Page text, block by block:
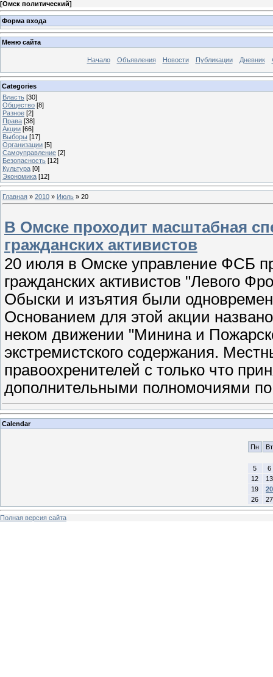
[Омск политический]
Форма входа
Меню сайта
Начало Объявления Новости Публикации Дневник
Categories
Власть [30]
Общество [8]
Разное [2]
Права [38]
Акции [66]
Выборы [17]
Организации [5]
Самоуправление [2]
Безопасность [12]
Культура [0]
Экономика [12]
Главная » 2010 » Июль » 20
В Омске проходит масштабная
гражданских активистов
20 июля в Омске управление ФСБ
гражданских активистов "Левого
Обыски и изъятия были
Основанием для этой акции
неком движении "Минина и
экстремистского содержания.
правоохренителей с только что
дополнительными полномочиями
Calendar
Пн Вт
5
6
12
13
19
20
26
27
Полная версия сайта